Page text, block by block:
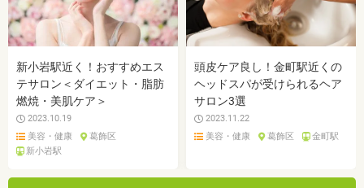
新小岩駅近く！おすすめエス
テサロン＜ダイエット・脂肪
燃焼・美肌ケア＞
2023.10.19
美容・健康
葛飾区
新小岩駅
頭皮ケア良し！金町駅近くの
ヘッドスパが受けられるヘア
サロン3選
2023.11.22
美容・健康
葛飾区 金町駅